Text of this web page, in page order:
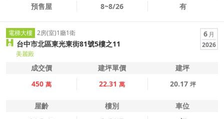
預售屋
8~8/26 有
電梯大樓 2房(室)1廳1衛
台中市北區東光東街81號5樓之11
美麗殿
6 月
2026
成交價 建坪單價
建坪
450 萬 22.31 萬 20.17 坪
屋齡 樓別
車位